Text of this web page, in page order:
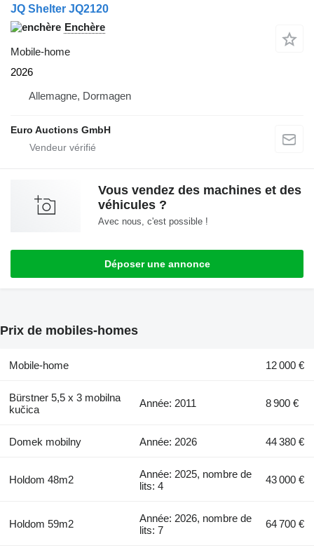
JQ Shelter JQ2120
Enchère
Mobile-home
2026
Allemagne, Dormagen
Euro Auctions GmbH
Vous vendez des machines et des
véhicules ?
Avec nous, c'est possible !
Déposer une annonce
Prix de mobiles-homes
Mobile-home 12 000 €
Bürstner 5,5 x 3 mobilna
kučica
Année: 2011 8 900 €
Domek mobilny Année: 2026 44 380 €
Holdom 48m2
Année: 2025, nombre de
lits: 4
43 000 €
Holdom 59m2
Année: 2026, nombre de
lits: 7
64 700 €